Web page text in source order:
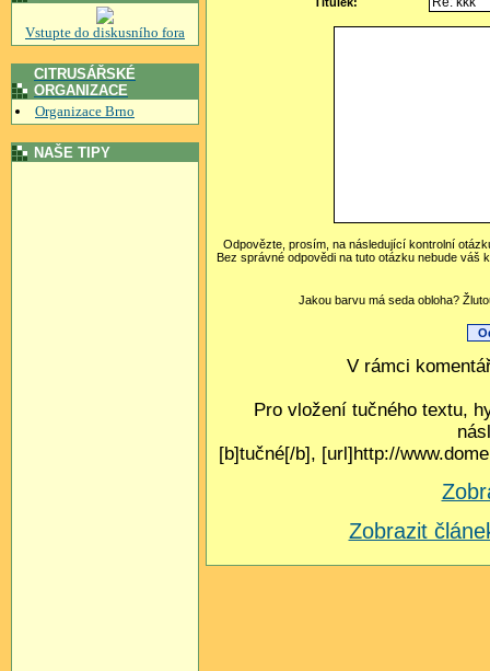
Vstupte do diskusního fora
CITRUSÁŘSKÉ
ORGANIZACE
Organizace Brno
NAŠE TIPY
Odpovězte, prosím, na následující kontrolní
Bez správné odpovědi na tuto otázku nebude váš
Jakou barvu má seda obloha?
V rámci
Pro vložení tučného textu,
[b]tučné[/b], [url]http://
Zobrazit